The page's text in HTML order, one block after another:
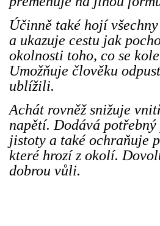
Účinně také hojí
a ukazuje cestu jak
okolnosti toho, co se
Umožňuje člověku
ublížili.
Achát rovněž snižuje
napětí. Dodává
jistoty a také ochraňuje
které hrozí z okolí.
dobrou vůli.